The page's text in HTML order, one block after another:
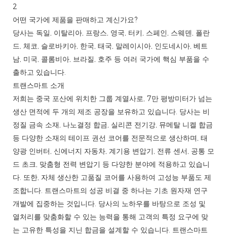
2
어떤 국가에 제품을 판매하고 계신가요?
당사는 독일, 이탈리아, 프랑스, ​​영국, 터키, 스페인, 스웨덴, 폴란
드, 체코, 슬로바키아, 한국, 태국, 말레이시아, 인도네시아, 베트
남, 미국, 콜롬비아, 브라질, 호주 등 여러 국가에 핵심 부품을 수
출하고 있습니다.
트랜스마트 소개
저희는 중국 포산에 위치한 그룹 계열사로, 7만 평방미터가 넘는
생산 면적에 두 개의 제조 공장을 보유하고 있습니다. 당사는 비
정질 금속 소재, 나노결정 합금, 실리콘 전기강, 뮤메탈 니켈 합금
등 다양한 소재의 테이프 권선 코어를 전문적으로 생산하며, 태
양광 인버터, 신에너지 자동차, 계기용 변압기, 전류 센서, 공통 모
드 초크, 맞춤형 전력 변압기 등 다양한 분야에 적용하고 있습니
다. 또한, 자체 생산한 고품질 코어를 사용하여 고성능 부품도 제
조합니다. 트랜스마트의 성공 비결 중 하나는 기초 원자재 연구
개발에 집중하는 것입니다. 당사의 노하우를 바탕으로 조성 및
열처리를 맞춤화할 수 있는 능력을 통해 고객의 특정 요구에 맞
는 고유한 특성을 지닌 합금을 설계할 수 있습니다. 트랜스마트